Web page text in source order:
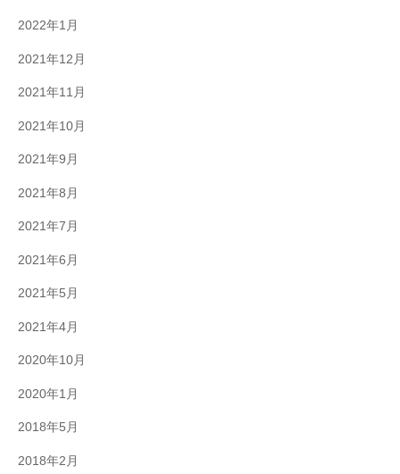
2022年1月
2021年12月
2021年11月
2021年10月
2021年9月
2021年8月
2021年7月
2021年6月
2021年5月
2021年4月
2020年10月
2020年1月
2018年5月
2018年2月